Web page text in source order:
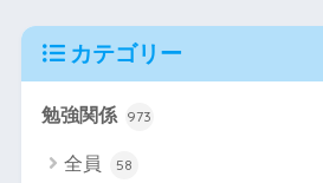
カテゴリー
勉強関係 973
全員 58